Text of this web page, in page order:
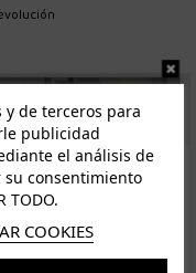
y de terceros para
publicidad
el análisis de
su consentimiento
TODO.
COOKIES